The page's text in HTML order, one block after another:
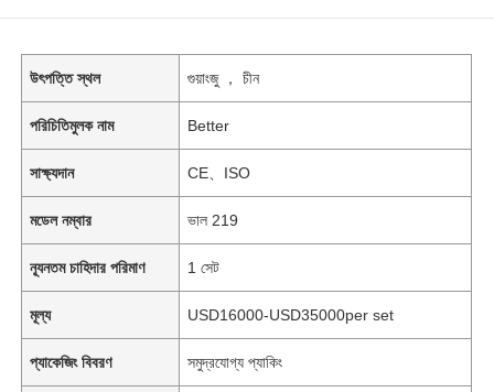
উৎপত্তি স্থল গুয়াংজু ， চীন
পরিচিতিমুলক নাম Better
সাক্ষ্যদান CE、ISO
মডেল নম্বার ভাল 219
ন্যূনতম চাহিদার পরিমাণ 1 সেট
মূল্য USD16000-USD35000per set
প্যাকেজিং বিবরণ সমুদ্রযোগ্য প্যাকিং